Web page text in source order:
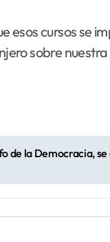
esos cursos se
sobre
de la Democracia, se